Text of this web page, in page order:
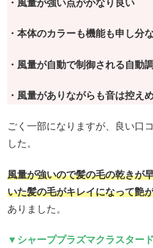
・風量が強い点がかなり良い
・本体のカラーも機能も申し分
・風量が自動で制御される自動
・風量がありながらも音は控え
ごく一部になりますが、良い口
した。
風量が強いので髪の毛の乾きが
いた髪の毛がキレイになって艶
ありました。
▼シャーププラズマクラスター